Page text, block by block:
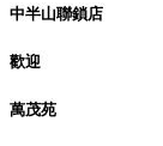
中半山聯鎖店
歡迎
萬茂苑